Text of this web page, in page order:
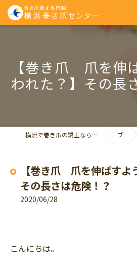
【巻き爪 爪を伸
われた？】その長
横浜で巻き爪の矯正なら巻き爪矯正専門院 横浜巻き爪センター ブログ
【巻き爪 爪を伸ばすよ
その長さは危険！？
2020/06/28
こんにちは。